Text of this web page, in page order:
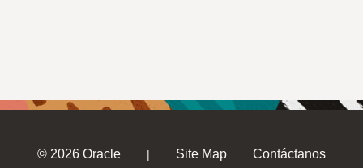
© 2026 Oracle | Site Map Contáctanos